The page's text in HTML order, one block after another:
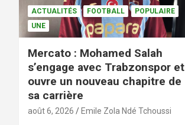
ACTUALITÉS FOOTBALL
POPULAIRE
UNE
Mercato : Mohamed Salah
s’engage avec Trabzonspor et
ouvre un nouveau chapitre de
sa carrière
août 6, 2026 Emile Zola Ndé Tchoussi